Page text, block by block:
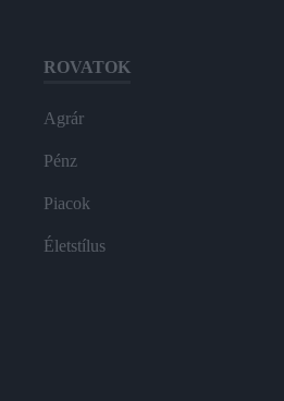
ROVATOK
Agrár
Pénz
Piacok
Életstílus